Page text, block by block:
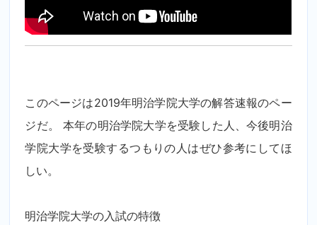
このページは2019年明治学院大学の解答速報のペー
ジだ。 本年の明治学院大学を受験した人、今後明治
学院大学を受験するつもりの人はぜひ参考にしてほ
しい。
明治学院大学の入試の特徴